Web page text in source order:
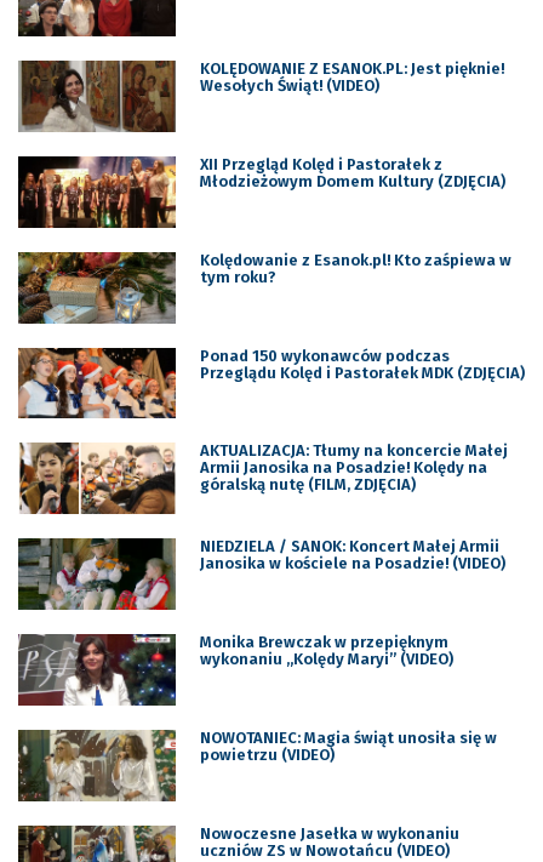
KOLĘDOWANIE Z ESANOK.PL: Jest pięknie!
Wesołych Świąt! (VIDEO)
XII Przegląd Kolęd i Pastorałek z
Młodzieżowym Domem Kultury (ZDJĘCIA)
Kolędowanie z Esanok.pl! Kto zaśpiewa w
tym roku?
Ponad 150 wykonawców podczas
Przeglądu Kolęd i Pastorałek MDK (ZDJĘCIA)
AKTUALIZACJA: Tłumy na koncercie Małej
Armii Janosika na Posadzie! Kolędy na
góralską nutę (FILM, ZDJĘCIA)
NIEDZIELA / SANOK: Koncert Małej Armii
Janosika w kościele na Posadzie! (VIDEO)
Monika Brewczak w przepięknym
wykonaniu „Kolędy Maryi” (VIDEO)
NOWOTANIEC: Magia świąt unosiła się w
powietrzu (VIDEO)
Nowoczesne Jasełka w wykonaniu
uczniów ZS w Nowotańcu (VIDEO)